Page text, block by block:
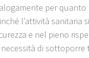
per quanto
l’attività sanitaria
e nel pieno
di sottoporre